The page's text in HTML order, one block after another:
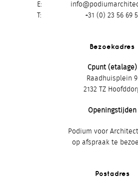
E
+31 (0) 23 56 69
Bezoekadres
Cpunt (etalage)
Raadhuisplein 9
2132 TZ
Openingstijden
Podium voor
op afspraak te
Postadres